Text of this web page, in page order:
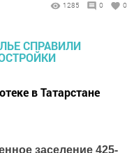
1285 0 0
в Татарстане
заселение 425-